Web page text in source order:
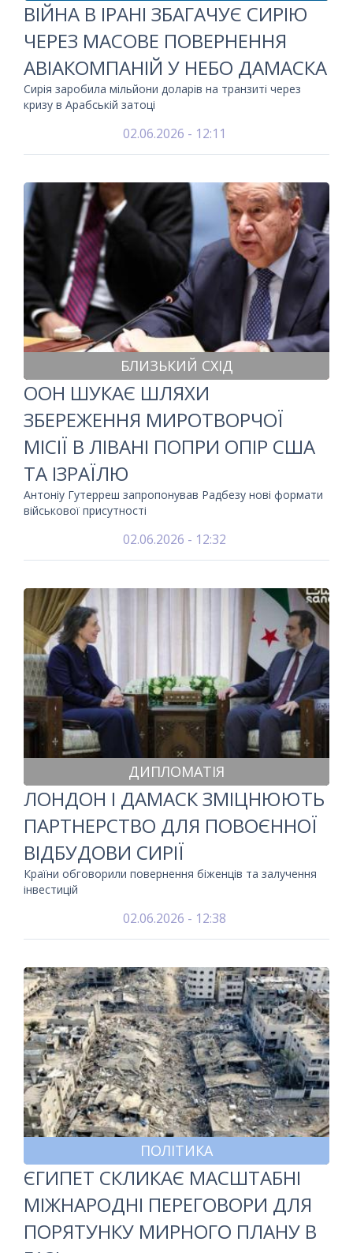
ВІЙНА В ІРАНІ ЗБАГАЧУЄ СИРІЮ
ЧЕРЕЗ МАСОВЕ ПОВЕРНЕННЯ
АВІАКОМПАНІЙ У НЕБО ДАМАСКА
Сирія заробила мільйони доларів на транзиті через
кризу в Арабській затоці
02.06.2026 - 12:11
БЛИЗЬКИЙ СХІД
ООН ШУКАЄ ШЛЯХИ
ЗБЕРЕЖЕННЯ МИРОТВОРЧОЇ
МІСІЇ В ЛІВАНІ ПОПРИ ОПІР США
ТА ІЗРАЇЛЮ
Антоніу Гутерреш запропонував Радбезу нові формати
військової присутності
02.06.2026 - 12:32
ДИПЛОМАТІЯ
ЛОНДОН І ДАМАСК ЗМІЦНЮЮТЬ
ПАРТНЕРСТВО ДЛЯ ПОВОЄННОЇ
ВІДБУДОВИ СИРІЇ
Країни обговорили повернення біженців та залучення
інвестицій
02.06.2026 - 12:38
ПОЛІТИКА
ЄГИПЕТ СКЛИКАЄ МАСШТАБНІ
МІЖНАРОДНІ ПЕРЕГОВОРИ ДЛЯ
ПОРЯТУНКУ МИРНОГО ПЛАНУ В